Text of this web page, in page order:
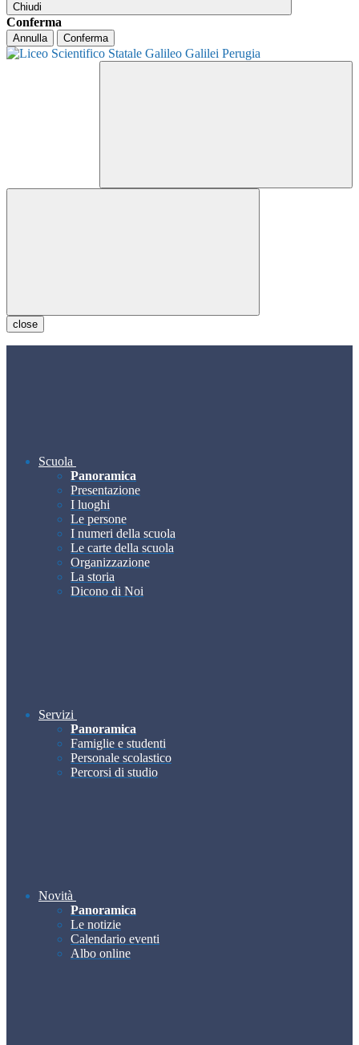
Chiudi
Conferma
Annulla Conferma
close
Scuola
Panoramica
Presentazione
I luoghi
Le persone
I numeri della scuola
Le carte della scuola
Organizzazione
La storia
Dicono di Noi
Servizi
Panoramica
Famiglie e studenti
Personale scolastico
Percorsi di studio
Novità
Panoramica
Le notizie
Calendario eventi
Albo online